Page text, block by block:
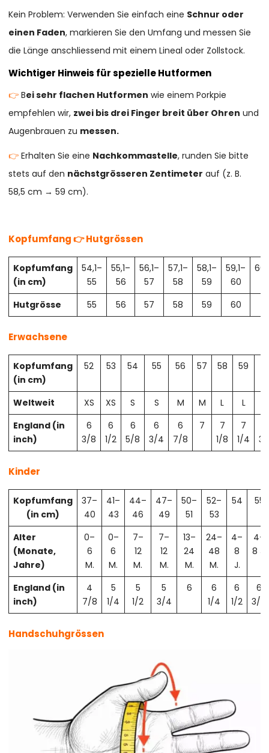
Kein Problem: Verwenden Sie einfach eine Schnur oder
einen Faden, markieren Sie den Umfang und messen Sie
die Länge anschliessend mit einem Lineal oder Zollstock.
Wichtiger Hinweis für spezielle Hutformen
👉Bei sehr flachen Hutformen wie einem Porkpie
empfehlen wir, zwei bis drei Finger breit über Ohren und
Augenbrauen zu messen.
👉Erhalten Sie eine Nachkommastelle, runden Sie bitte
stets auf den nächstgrösseren Zentimeter auf (z. B.
58,5 cm → 59 cm).
Kopfumfang 👉 Hutgrössen
Kopfumfang
(in cm)
54,1–
55
55,1–
56
56,1–
57
57,1–
58
58,1–
59
59,1–
60
Hutgrösse
55 56 57 58 59 60
Erwachsene
Kopfumfang
(in cm)
52 53 54 55 56 57 58 59
Weltweit XS XS S S M M L L
England (in
inch)
6
3/8
6
1/2
6
5/8
6
3/4
6
7/8
7
7
1/8
7
1/4
Kinder
Kopfumfang
(in cm)
37–
40
41–
43
44–
46
47–
49
50–
51
52–
53
54 55
Alter
(Monate,
Jahre)
0–
6
M.
0–
6
M.
7–
12
M.
7–
12
M.
13–
24
M.
24–
48
M.
4–
8
J.
4–
8 J.
England (in
inch)
4
7/8
5
1/4
5
1/2
5
3/4
6
6
1/4
6
1/2
6
3/4
Handschuhgrössen